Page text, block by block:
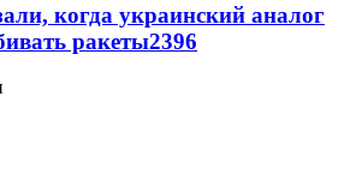
когда украинский аналог
ракеты2396